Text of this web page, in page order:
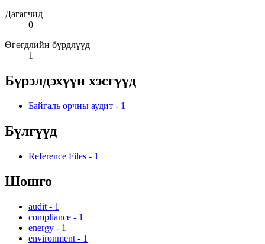
Дагагчид
0
Өгөгдлийн бүрдлүүд
1
Бүрэлдэхүүн хэсгүүд
Байгаль орчны аудит - 1
Бүлгүүд
Reference Files - 1
Шошго
audit - 1
compliance - 1
energy - 1
environment - 1